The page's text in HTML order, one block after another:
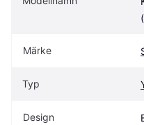
Märke
Typ
Design